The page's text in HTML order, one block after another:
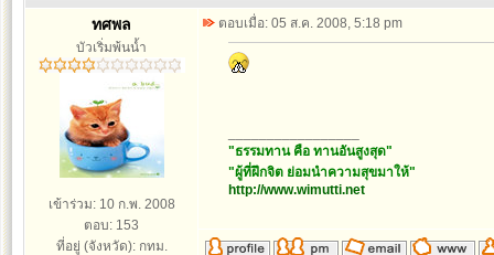
ทศพล
บัวเริ่มพ้นน้ำ
เข้าร่วม: 10 ก.พ. 2008
ตอบ: 153
ที่อยู่ (จังหวัด): กทม.
ตอบเมื่อ: 05 ส.ค. 2008, 5:18 pm
"ธรรมทาน คือ ทานอันสูงสุด"
"ผู้ที่ฝึกจิต ย่อมนำความสุขมาให้"
http://www.wimutti.net